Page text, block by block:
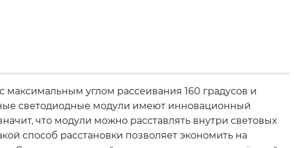
углом рассеивания 160 градусов и
светодиодные модули имеют инновационный
что модули можно расставлять внутри световых
способ расстановки позволяет экономить на